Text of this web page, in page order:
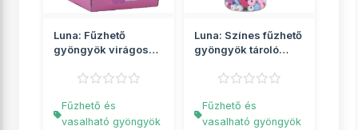
Luna: Fűzhető
gyöngyök virágos
Fűzhető és
vasalható gyöngyök
Luna: Színes fűzhető
gyöngyök tároló
Fűzhető és
vasalható gyöngyök